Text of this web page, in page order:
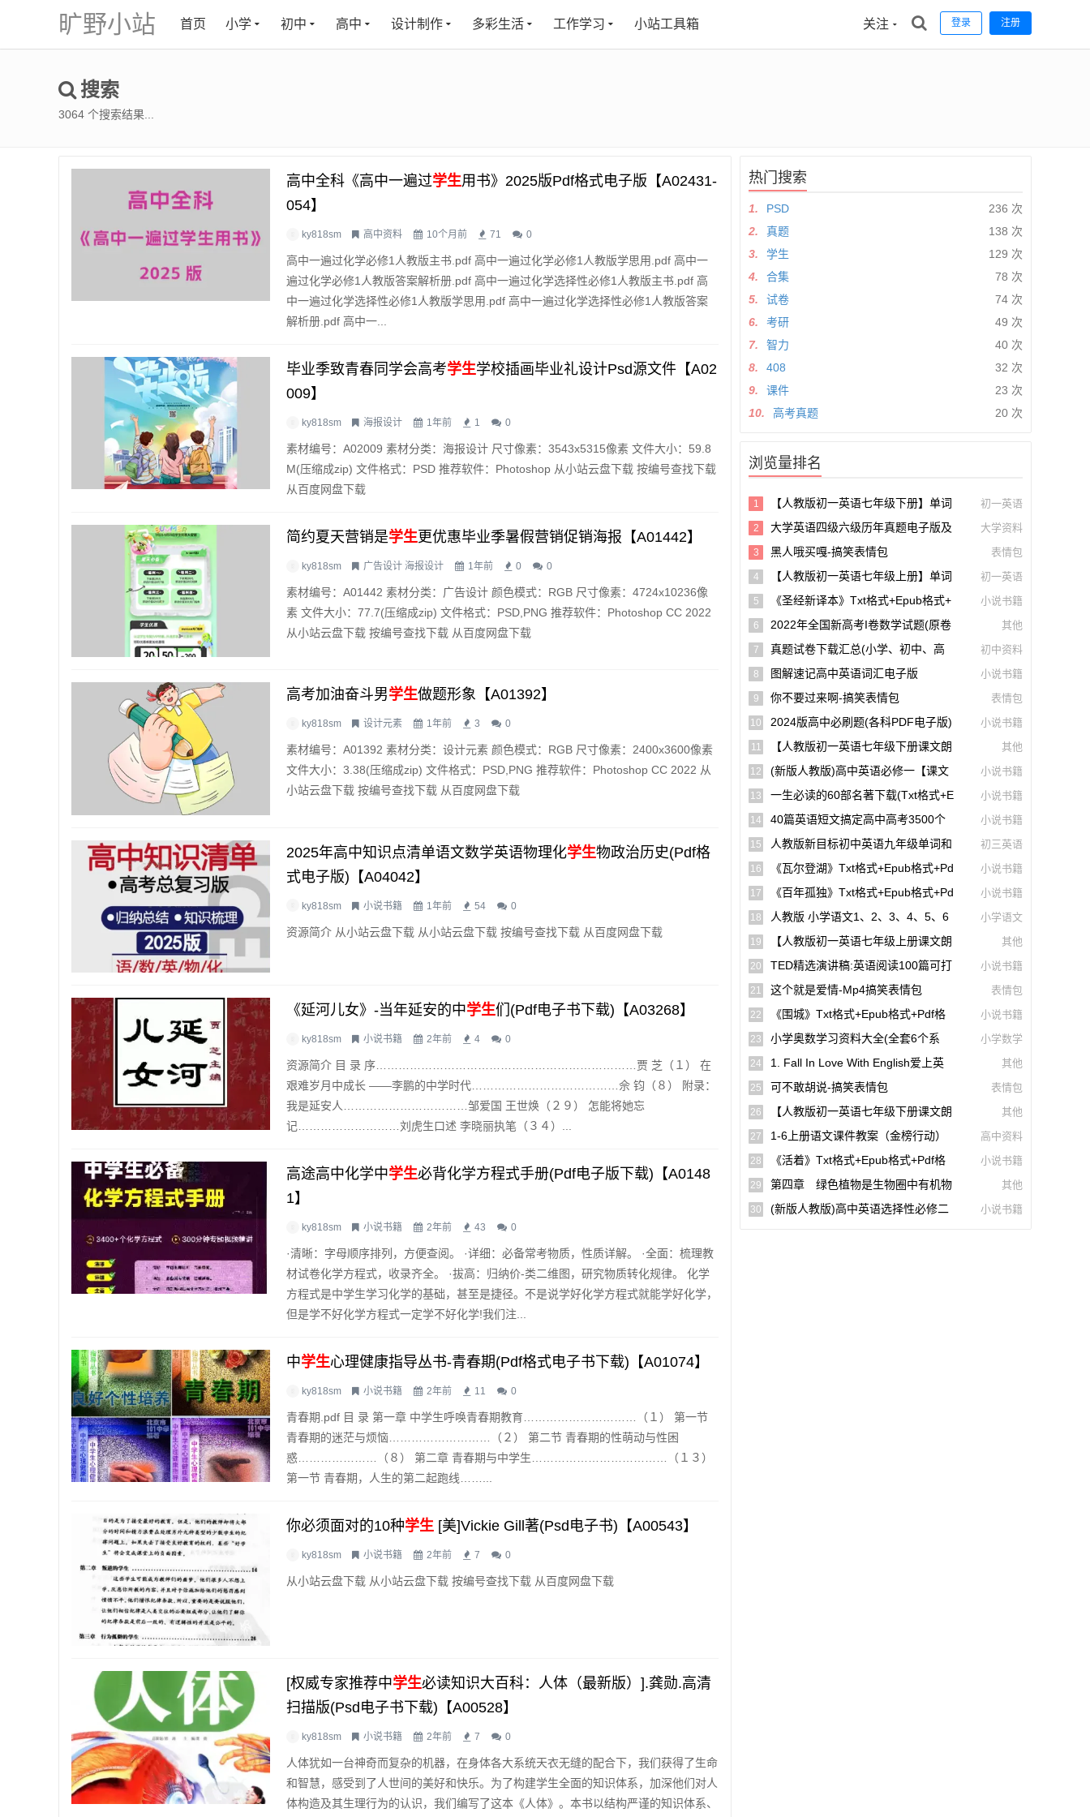
旷野小站 登录 注册
关注
首页 小学 初中 高中 设计制作 多彩生活 工作学习 小站工具箱
搜索
3064 个搜索结果...
高中全科《高中一遍过学生用书》2025版pdf格式电子版【A02431-
054】
ky818sm 高中资料 10个月前 71 0
高中一遍过化学必修1人教版主书.pdf 高中一遍过化学必修1人教版学思用.pdf 高中一
遍过化学必修1人教版答案解析册.pdf 高中一遍过化学选择性必修1人教版主书.pdf 高
中一遍过化学选择性必修1人教版学思用.pdf 高中一遍过化学选择性必修1人教版答案
解析册.pdf 高中一...
毕业季致青春同学会高考学生学校插画毕业礼设计psd源文件【A02
009】
ky818sm 海报设计 1年前 1 0
素材编号：A02009 素材分类：海报设计 尺寸像素：3543x5315像素 文件大小：59.8
M(压缩成zip) 文件格式：PSD 推荐软件：Photoshop 从小站云盘下载 按编号查找下载
从百度网盘下载
简约夏天营销是学生更优惠毕业季暑假营销促销海报【A01442】
ky818sm 广告设计 海报设计 1年前 0 0
素材编号：A01442 素材分类：广告设计 颜色模式：RGB 尺寸像素：4724x10236像
素 文件大小：77.7(压缩成zip) 文件格式：PSD,PNG 推荐软件：Photoshop CC 2022
从小站云盘下载 按编号查找下载 从百度网盘下载
高考加油奋斗男学生做题形象【A01392】
ky818sm 设计元素 1年前 3 0
素材编号：A01392 素材分类：设计元素 颜色模式：RGB 尺寸像素：2400x3600像素
文件大小：3.38(压缩成zip) 文件格式：PSD,PNG 推荐软件：Photoshop CC 2022 从
小站云盘下载 按编号查找下载 从百度网盘下载
2025年高中知识点清单语文数学英语物理化学生物政治历史(pdf格
式电子版)【A04042】
ky818sm 小说书籍 1年前 54 0
资源简介 从小站云盘下载 从小站云盘下载 按编号查找下载 从百度网盘下载
《延河儿女》-当年延安的中学生们(pdf电子书下载)【A03268】
ky818sm 小说书籍 2年前 4 0
资源简介 目 录 序……………………………………………………………贾 芝（１） 在
艰难岁月中成长 ——李鹏的中学时代…………………………………佘 钧（８） 附录：
我是延安人……………………………邹爱国 王世焕（２９） 怎能将她忘
记………………………刘虎生口述 李晓丽执笔（３４）...
高途高中化学中学生必背化学方程式手册(pdf电子版下载)【A0148
1】
ky818sm 小说书籍 2年前 43 0
·清晰：字母顺序排列，方便查阅。 ·详细：必备常考物质，性质详解。 ·全面：梳理教
材试卷化学方程式，收录齐全。 ·拔高：归纳价-类二维图，研究物质转化规律。 化学
方程式是中学生学习化学的基础，甚至是捷径。不是说学好化学方程式就能学好化学，
但是学不好化学方程式一定学不好化学!我们注...
中学生心理健康指导丛书-青春期(pdf格式电子书下载)【A01074】
ky818sm 小说书籍 2年前 11 0
青春期.pdf 目 录 第一章 中学生呼唤青春期教育…………………………（１） 第一节
青春期的迷茫与烦恼………………………（２） 第二节 青春期的性萌动与性困
惑…………………（８） 第二章 青春期与中学生………………………………（１３）
第一节 青春期，人生的第二起跑线……...
你必须面对的10种学生 [美]Vickie Gill著(psd电子书)【A00543】
ky818sm 小说书籍 2年前 7 0
从小站云盘下载 从小站云盘下载 按编号查找下载 从百度网盘下载
[权威专家推荐中学生必读知识大百科：人体（最新版）].龚勋.高清
扫描版(psd电子书下载)【A00528】
ky818sm 小说书籍 2年前 7 0
人体犹如一台神奇而复杂的机器，在身体各大系统天衣无缝的配合下，我们获得了生命
和智慧，感受到了人世间的美好和快乐。为了构建学生全面的知识体系，加深他们对人
体构造及其生理行为的认识，我们编写了这本《人体》。本书以结构严谨的知识体系、
热门搜索
1. PSD
236 次
2.
真题
138 次
3.
学生
129 次
4.
合集
78 次
5.
试卷
74 次
6.
考研
49 次
7.
智力
40 次
8.
408
32 次
9.
课件
23 次
10.
高考真题 20 次
浏览量排名
1
【人教版初一英语七年级下册】单词
和课文朗读录音听力mp3音频【A0027
5】
初一英语
2
大学英语四级六级历年真题电子版及
模拟试卷下载(含听力和答案解析 CET
4、CET6试卷可打印)[s1697]
大学资料
3 黑人哦买嘎-搞笑表情包 表情包
4
【人教版初一英语七年级上册】单词
和课文朗读录音听力mp3音频
初一英语
5
《圣经新译本》txt格式+epub格式+
Pdf格式下载【A00605】
小说书籍
6
2022年全国新高考I卷数学试题(原卷
版+解析版)(doc格式下载)【A02285】
其他
7
真题试卷下载汇总(小学、初中、高
中、大学、考研、考公考编)(持续更新)
初中资料
8 图解速记高中英语词汇电子版 小说书籍
9 你不要过来啊-搞笑表情包 表情包
10
2024版高中必刷题(各科PDF电子版)
【A00141】
小说书籍
11
【人教版初一英语七年级下册课文朗
读听力mp3】Unit 1
其他
12
(新版人教版)高中英语必修一【课文
音频录音课本单词朗读听力MP3】
小说书籍
13
一生必读的60部名著下载(txt格式+e
Pub格式+pdf格式)
小说书籍
14
40篇英语短文搞定高中高考3500个
单词(mp3音频+文本+翻译)【A01806】
小说书籍
15
人教版新目标初中英语九年级单词和
课文朗读录音听力mp3
初三英语
16
《瓦尔登湖》txt格式+epub格式+pd
F格式下载（一生必读的60部名著）【A0
0614】
小说书籍
17
《百年孤独》txt格式+epub格式+pd
F格式下载（一生必读的60部名著）【A0
0561】
小说书籍
18
人教版 小学语文1、2、3、4、5、6
年级课本(电子版pdf)
小学语文
19
【人教版初一英语七年级上册课文朗
读听力mp3】Starter Unit 1 Good Morni
Ng!
其他
20
TED精选演讲稿:英语阅读100篇可打
印高清PDF电子版配套双语视频【A0049
4】
小说书籍
21 这个就是爱情-Mp4搞笑表情包 表情包
22
《围城》txt格式+epub格式+pdf格
式下载【A00615】
小说书籍
23
小学奥数学习资料大全(全套6个系
列)【A00231】
小学数学
24
1. Fall In Love With English爱上英
语(40篇英语短文搞定高中高考3500个单
词)
其他
25 可不敢胡说-搞笑表情包 表情包
26
【人教版初一英语七年级下册课文朗
读听力mp3】Unit 2
其他
27
1-6上册语文课件教案（金榜行动）
(docx,pdf,电子版)【A02960-005】
高中资料
28
《活着》txt格式+epub格式+pdf格
式下载（一生必读的60部名著）【A0055
9】
小说书籍
29
第四章 绿色植物是生物圈中有机物
的制造者(思维导图|教材知识全解|经典例
其他
30
(新版人教版)高中英语选择性必修二
小说书籍